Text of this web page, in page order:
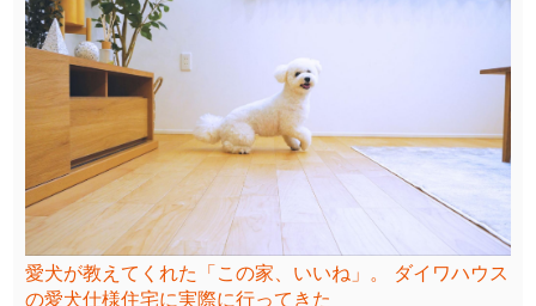
愛犬が教えてくれた「この家、いいね」。 ダイワハウス
の愛犬仕様住宅に実際に行ってきた